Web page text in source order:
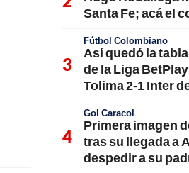
Santa Fe; acá el
Fútbol Colombiano
Así quedó la
de la Liga
Tolima 2-1 Inter
Gol Caracol
Primera imagen
tras su llegada a
despedir a su